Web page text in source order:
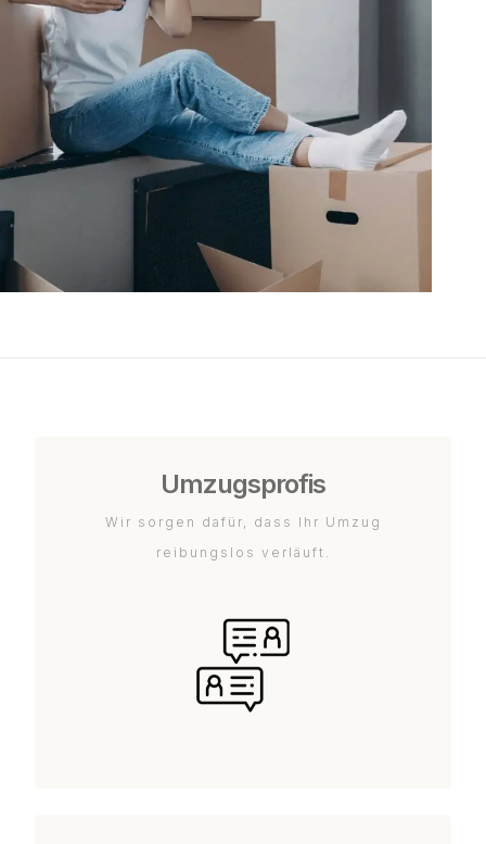
Umzugsprofis
Wir sorgen dafür, dass Ihr Umzug
reibungslos verläuft.